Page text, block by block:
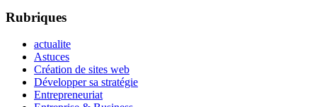
Rubriques
actualite
Astuces
Création de sites web
Développer sa stratégie
Entrepreneuriat